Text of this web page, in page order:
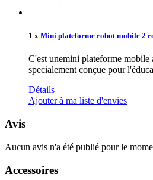
1 x Mini plateforme robot mobile 2
C'est unemini plateforme mobile
specialement conçue pour
Détails
Ajouter à ma liste d'envies
Avis
Aucun avis n'a été publié pour le
Accessoires